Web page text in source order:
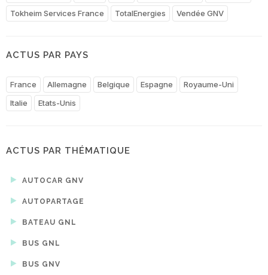
Tokheim Services France
TotalEnergies Vendée GNV
ACTUS PAR PAYS
France Allemagne Belgique Espagne
Royaume-Uni
Italie
Etats-Unis
ACTUS PAR THÉMATIQUE
AUTOCAR GNV
AUTOPARTAGE
BATEAU GNL
BUS GNL
BUS GNV